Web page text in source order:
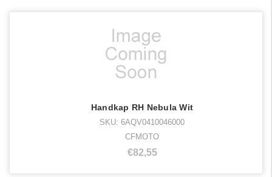
Handkap RH Nebula Wit
SKU: 6AQV0410046000
CFMOTO
€82,55